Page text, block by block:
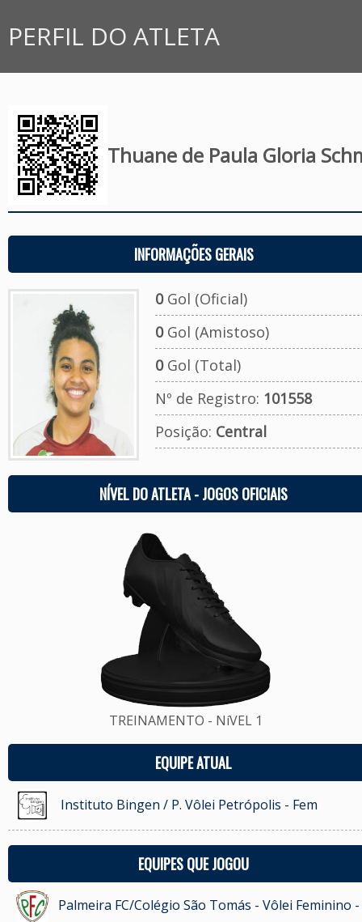
PERFIL DO ATLETA
Thuane de Paula Gloria
INFORMAÇÕES GERAIS
0Gol (Oficial)
0Gol (Amistoso)
0Gol (Total)
Nº de Registro: 101558
Posição: Central
NÍVEL DO ATLETA - JOGOS OFICIAIS
TREINAMENTO - NíVEL 1
EQUIPE ATUAL
Instituto Bingen / P. Vôlei Petrópolis - Fem
EQUIPES QUE JOGOU
Palmeira FC/Colégio São Tomás - Vôlei Feminino -